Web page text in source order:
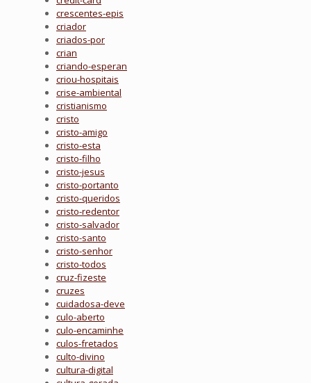
crescentes-epis
criador
criados-por
crian
criando-esperan
criou-hospitais
crise-ambiental
cristianismo
cristo
cristo-amigo
cristo-esta
cristo-filho
cristo-jesus
cristo-portanto
cristo-queridos
cristo-redentor
cristo-salvador
cristo-santo
cristo-senhor
cristo-todos
cruz-fizeste
cruzes
cuidadosa-deve
culo-aberto
culo-encaminhe
culos-fretados
culto-divino
cultura-digital